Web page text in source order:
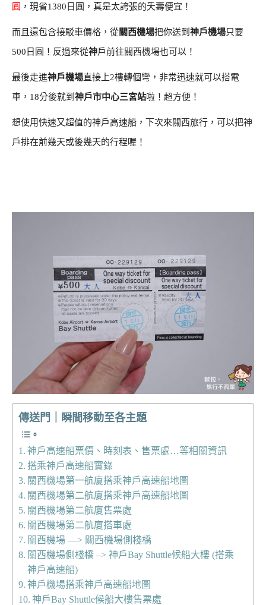
圓 ，現省1380日圓，真是太誇張的夭壽便宜！
而且還包含接駁車價格，從關西機場把你送到 神戶機場只要
500日圓！反過來從神戶前往關西機場也可以！
最後走進神戶機場直接上2樓轉個彎，非常迅速就可以搭電
車，18分後就到 神戶市中心三宮站啦！超方便！
想使用快速又超值的神戶高速船，下次來關西旅行，可以把神
戶排在前幾天或後幾天的行程喔！
傳送門｜瞬間移動至各主題
神戶高速船票價、時刻表、售票處…等相關資訊
搭乘神戶高速船實錄
關西機場第一航廈搭乘神戶高速船地圖
關西機場第二航廈搭乘神戶高速船地圖
關西機場第二航廈售票處
關西機場第二航廈搭車處
關西機場 —> 關西機場側棧橋
關西機場側棧橋 –> 神戶Bay Shuttle候船大樓 (搭乘
神戶高速船)
神戶機場搭乘神戶高速船地圖
神戶Bay Shuttle候船大樓售票處